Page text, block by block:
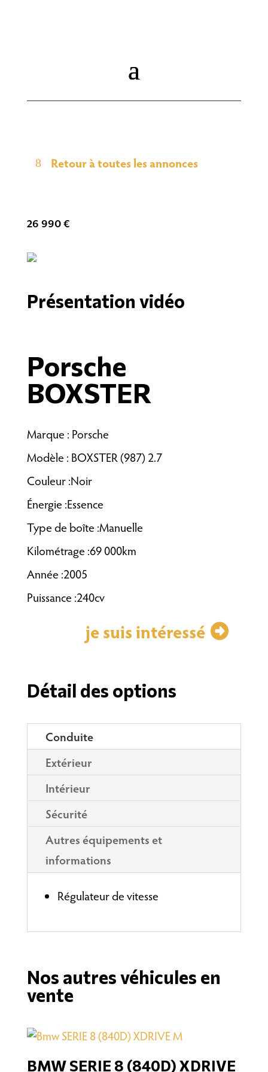
Retour à toutes les annonces
26 990 €
Présentation vidéo
Porsche
BOXSTER
Marque : Porsche
Modèle : BOXSTER (987) 2.7
Couleur :Noir
Énergie :Essence
Type de boîte :Manuelle
Kilométrage :69 000km
Année :2005
Puissance :240cv
je suis intéressé
Détail des options
Conduite
Extérieur
Intérieur
Sécurité
Autres équipements et
informations
Régulateur de vitesse
Nos autres véhicules en
vente
BMW SERIE 8 (840D) XDRIVE